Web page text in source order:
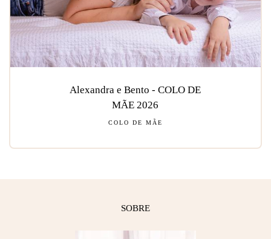
Alexandra e Bento - COLO DE
MÃE 2026
COLO DE MÃE
SOBRE